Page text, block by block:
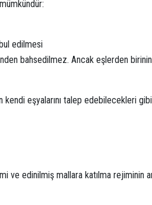
edilmesi
bahsedilmez. Ancak eşlerden
eşyalarını talep edebilecekleri gibi
ve edinilmiş mallara katılma